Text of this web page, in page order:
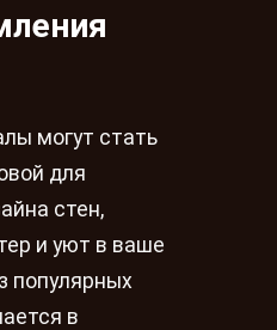
могут стать
для
стен,
и уют в ваше
популярных
в